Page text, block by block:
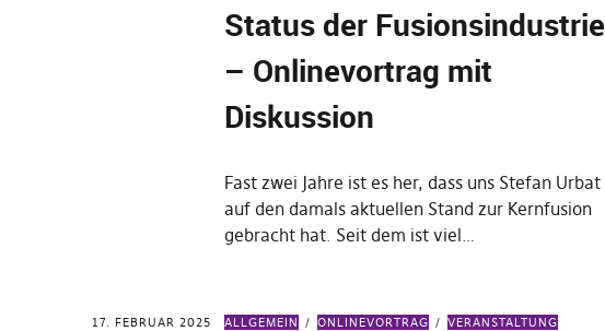
Status der Fusionsindustrie
– Onlinevortrag mit
Diskussion
Fast zwei Jahre ist es her, dass uns Stefan Urbat
auf den damals aktuellen Stand zur Kernfusion
gebracht hat. Seit dem ist viel…
17. FEBRUAR 2025 ALLGEMEIN ONLINEVORTRAG VERANSTALTUNG